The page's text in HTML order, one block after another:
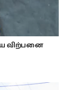
விற்பனை